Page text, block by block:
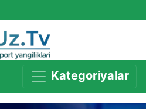
Kategoriyalar